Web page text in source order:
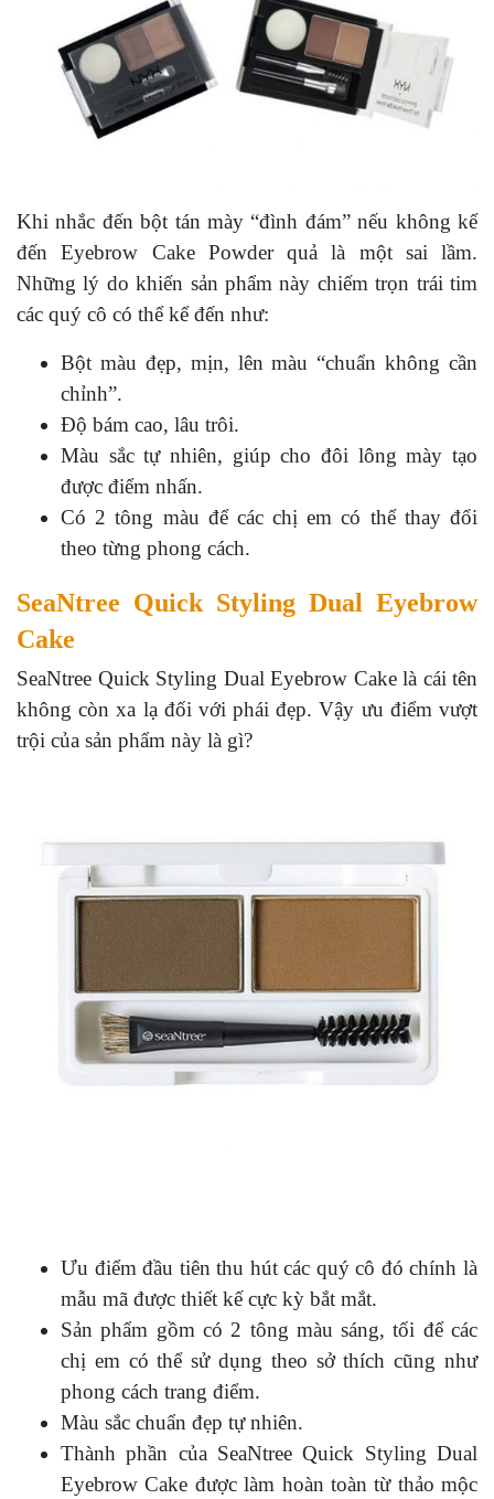
Khi nhắc đến bột tán mày “đình đám” nếu không kể
đến Eyebrow Cake Powder quả là một sai lầm.
Những lý do khiến sản phẩm này chiếm trọn trái tim
các quý cô có thể kể đến như:
Bột màu đẹp, mịn, lên màu “chuẩn không cần
chỉnh”.
Độ bám cao, lâu trôi.
Màu sắc tự nhiên, giúp cho đôi lông mày tạo
được điểm nhấn.
Có 2 tông màu để các chị em có thể thay đổi
theo từng phong cách.
SeaNtree Quick Styling Dual Eyebrow
Cake
SeaNtree Quick Styling Dual Eyebrow Cake là cái tên
không còn xa lạ đối với phái đẹp. Vậy ưu điểm vượt
trội của sản phẩm này là gì?
Ưu điểm đầu tiên thu hút các quý cô đó chính là
mẫu mã được thiết kế cực kỳ bắt mắt.
Sản phẩm gồm có 2 tông màu sáng, tối để các
chị em có thể sử dụng theo sở thích cũng như
phong cách trang điểm.
Màu sắc chuẩn đẹp tự nhiên.
Thành phần của SeaNtree Quick Styling Dual
Eyebrow Cake được làm hoàn toàn từ thảo mộc